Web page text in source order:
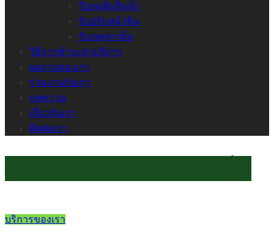
รับถมดินริมน้ำ
รับปรับหน้าดิน
รับกดเสาเข็ม
วิธีการชำระค่าบริการ
ผลงานของเรา
ร่วมงานกับเรา
บทความ
เกี่ยวกับเรา
ติดต่อเรา
บริการของเรา